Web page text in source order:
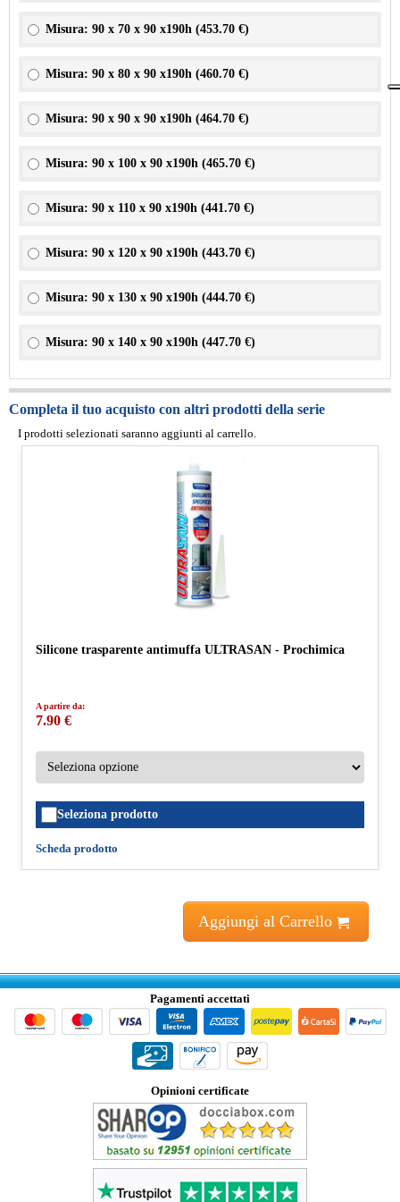
Misura: 90 x 70 x 90 x190h (453.70 €)
Misura: 90 x 80 x 90 x190h (460.70 €)
Misura: 90 x 90 x 90 x190h (464.70 €)
Misura: 90 x 100 x 90 x190h (465.70 €)
Misura: 90 x 110 x 90 x190h (441.70 €)
Misura: 90 x 120 x 90 x190h (443.70 €)
Misura: 90 x 130 x 90 x190h (444.70 €)
Misura: 90 x 140 x 90 x190h (447.70 €)
Completa il tuo acquisto con altri prodotti della serie
I prodotti selezionati saranno aggiunti al carrello.
Silicone trasparente antimuffa ULTRASAN - Prochimica
A partire da:
7.90 €
Seleziona prodotto
Scheda prodotto
Aggiungi al Carrello
Pagamenti accettati
Opinioni certificate